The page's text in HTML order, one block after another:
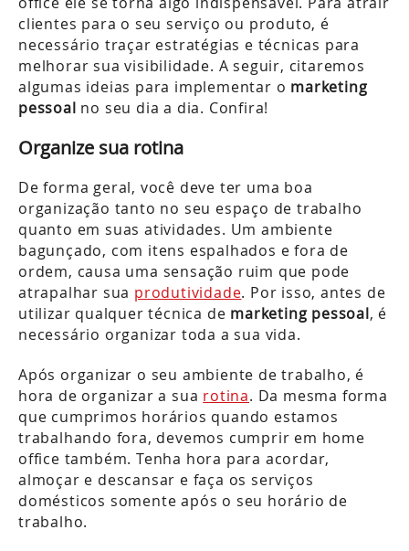
clientes para o seu serviço ou produto, é
necessário traçar estratégias e técnicas para
melhorar sua visibilidade. A seguir, citaremos
algumas ideias para implementar o marketing
pessoal no seu dia a dia. Confira!
Organize sua rotina
De forma geral, você deve ter uma boa
organização tanto no seu espaço de trabalho
quanto em suas atividades. Um ambiente
bagunçado, com itens espalhados e fora de
ordem, causa uma sensação ruim que pode
atrapalhar sua produtividade. Por isso, antes de
utilizar qualquer técnica de marketing pessoal, é
necessário organizar toda a sua vida.
Após organizar o seu ambiente de trabalho, é
hora de organizar a sua rotina. Da mesma forma
que cumprimos horários quando estamos
trabalhando fora, devemos cumprir em home
office também. Tenha hora para acordar,
almoçar e descansar e faça os serviços
domésticos somente após o seu horário de
trabalho.